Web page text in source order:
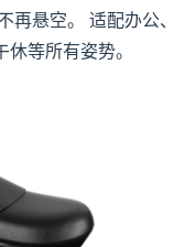
悬空。 适配办公、
等所有姿势。